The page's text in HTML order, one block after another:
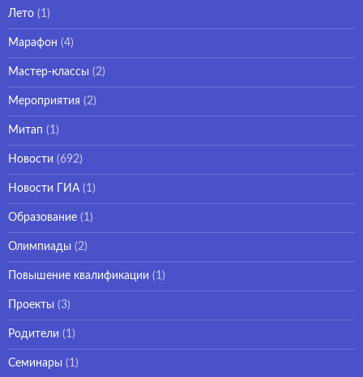
Лето (1)
Марафон (4)
Мастер-классы (2)
Мероприятия (2)
Митап (1)
Новости (692)
Новости ГИА(1)
Образование (1)
Олимпиады (2)
Повышение квалификации (1)
Проекты (3)
Родители (1)
Семинары (1)